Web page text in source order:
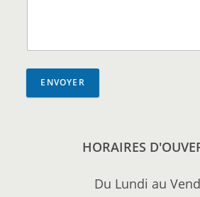
ENVOYER
HORAIRES
Du Lundi au